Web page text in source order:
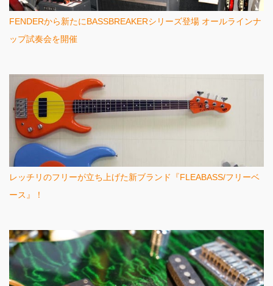
FENDERから新たにBASSBREAKERシリーズ登場 オールラインナ
ップ試奏会を開催
レッチリのフリーが立ち上げた新ブランド『FLEABASS/フリーベ
ース』！